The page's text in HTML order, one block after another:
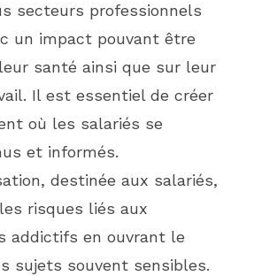
secteurs professionnels
un impact pouvant être
santé ainsi que sur leur
Il est essentiel de créer
où les salariés se
et informés.
destinée aux salariés,
risques liés aux
addictifs en ouvrant le
sujets souvent sensibles.